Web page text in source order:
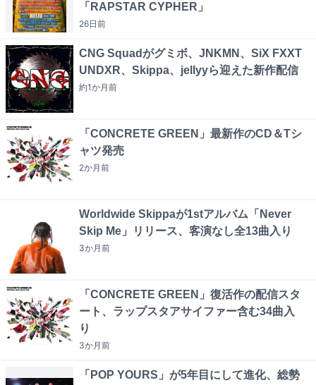
「RAPSTAR CYPHER」
26日前
CNG Squadがグミボ、JNKMN、SiX FXXT
UNDXR、Skippa、jellyyら迎えた新作配信
約1か月前
「CONCRETE GREEN」最新作のCD＆Tシ
ャツ発売
2か月前
Worldwide Skippaが1stアルバム「Never
Skip Me」リリース、客演なし全13曲入り
3か月前
「CONCRETE GREEN」復活作の配信スタ
ート、ラップスタアサイファー含む34曲入
り
3か月前
「POP YOURS」が5年目にして進化、総勢